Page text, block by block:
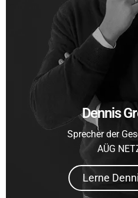
Dennis
Sprecher der
AÜG
Lerne